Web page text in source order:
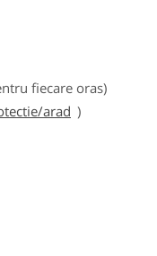
fiecare oras)
arad )